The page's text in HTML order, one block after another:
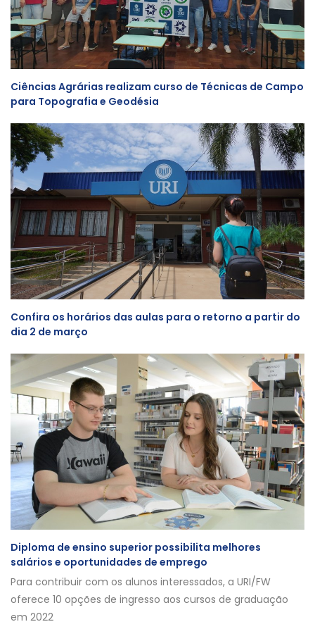
Ciências Agrárias realizam curso de Técnicas de Campo
para Topografia e Geodésia
Confira os horários das aulas para o retorno a partir do
dia 2 de março
Diploma de ensino superior possibilita melhores
salários e oportunidades de emprego
Para contribuir com os alunos interessados, a URI/FW
oferece 10 opções de ingresso aos cursos de graduação
em 2022